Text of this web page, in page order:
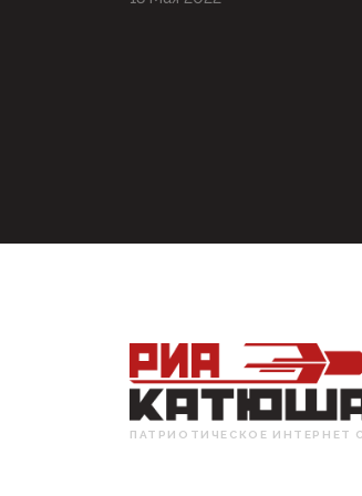
ПАТРИОТИЧЕСКОЕ ИНТЕРНЕТ